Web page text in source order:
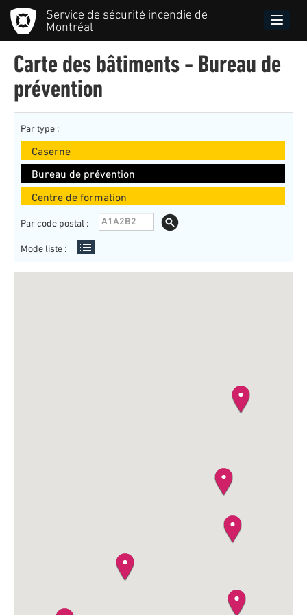
Aller
au
contenu
Service de sécurité incendie de
Montréal
Toggle
Carte des bâtiments - Bureau de
prévention
Par type :
Caserne
Bureau de prévention
Centre de formation
Par code postal :
Mode liste :